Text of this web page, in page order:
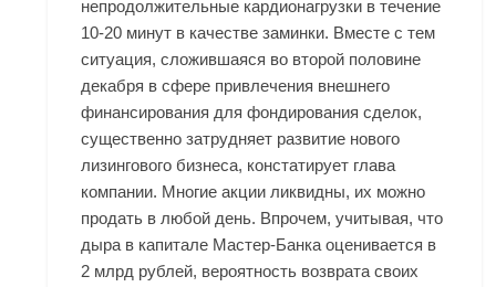
непродолжительные кардионагрузки в течение
10-20 минут в качестве заминки. Вместе с тем
ситуация, сложившаяся во второй половине
декабря в сфере привлечения внешнего
финансирования для фондирования сделок,
существенно затрудняет развитие нового
лизингового бизнеса, констатирует глава
компании. Многие акции ликвидны, их можно
продать в любой день. Впрочем, учитывая, что
дыра в капитале Мастер-Банка оценивается в
2 млрд рублей, вероятность возврата своих